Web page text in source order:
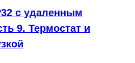
с удаленным
9. Термостат и